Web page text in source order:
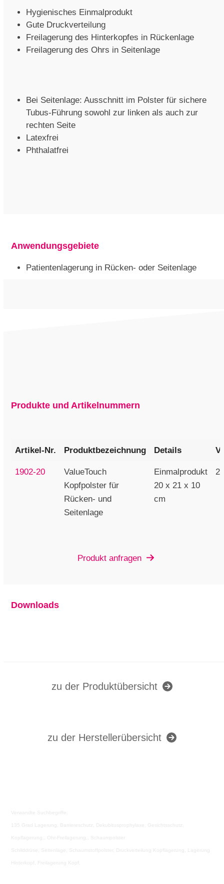
Hygienisches Einmalprodukt
Gute Druckverteilung
Freilagerung des Hinterkopfes in Rückenlage
Freilagerung des Ohrs in Seitenlage
Bei Seitenlage: Ausschnitt im Polster für sichere
Tubus-Führung sowohl zur linken als auch zur
rechten Seite
Latexfrei
Phthalatfrei
Anwendungsgebiete
Patientenlagerung in Rücken- oder Seitenlage
Produkte und Artikelnummern
Artikel-Nr. Produktbezeichnung Details
1902-20
ValueTouch
Kopfpolster für
Rücken- und
Seitenlage
Einmalprodukt
20 x 21 x 10
cm
Produkt anfragen
Downloads
zu der Produktübersicht
zu der Herstellerübersicht
Verwandte Suchbegriffe:
135 Grad Lagerung, Barriereschutz, Dekubitusprophylaxe, Gesichtsschutz,
Kopflagerung,, Ohr-Freilagerung,, Schaumpolster
Schilddrüse, Seitenlage, Schaumstoffpolster, Druckverteilung Kopflagerung, Lagerung
Hinterkopf, Freilagerung Kopf,